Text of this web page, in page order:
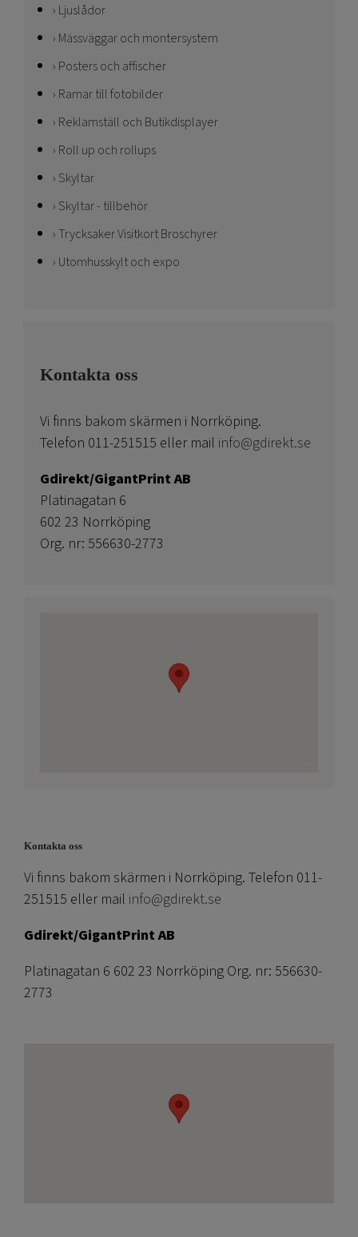
Ljuslådor
Mässväggar och montersystem
Posters och affischer
Ramar till fotobilder
Reklamställ och Butikdisplayer
Roll up och rollups
Skyltar
Skyltar - tillbehör
Trycksaker Visitkort Broschyrer
Utomhusskylt och expo
Kontakta oss
Vi finns bakom skärmen i Norrköping.
Telefon 011-251515 eller mail info@gdirekt.se
Gdirekt/GigantPrint AB
Platinagatan 6
602 23 Norrköping
Org. nr: 556630-2773
Kontakta oss
Vi finns bakom skärmen i Norrköping. Telefon 011-
251515 eller mail info@gdirekt.se
Gdirekt/GigantPrint AB
Platinagatan 6 602 23 Norrköping Org. nr: 556630-
2773